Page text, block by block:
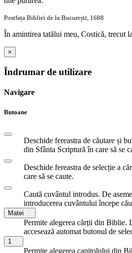
Postfața Bibliei de la București, 1688
În amintirea tatălui meu, Costică, trecut
×
Îndrumar de utilizare
Navigare
Butoane
Deschide fereastra de căutare și
din Sfânta Scriptură în care să se
Deschide fereastra de selecție a
care să se caute.
Caută cuvântul introdus. De
introducerea cuvântului începe
Matei
Permite alegerea cărții din Biblie.
accesează automat butonul de
1
Permite alegerea capitolului din